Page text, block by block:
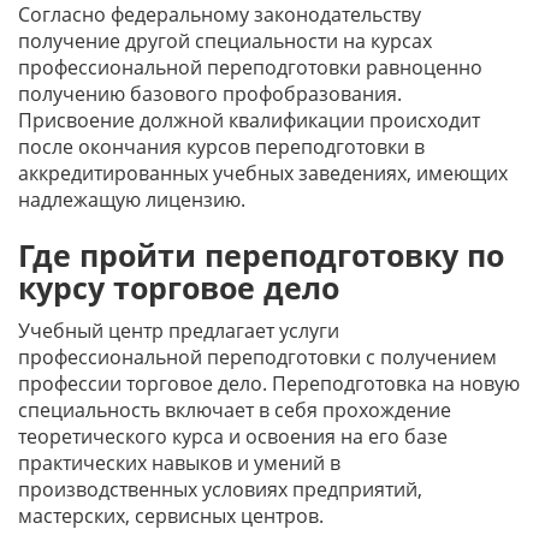
Согласно федеральному законодательству
получение другой специальности на курсах
профессиональной переподготовки равноценно
получению базового профобразования.
Присвоение должной квалификации происходит
после окончания курсов переподготовки в
аккредитированных учебных заведениях, имеющих
надлежащую лицензию.
Где пройти переподготовку по
курсу торговое дело
Учебный центр предлагает услуги
профессиональной переподготовки с получением
профессии торговое дело. Переподготовка на новую
специальность включает в себя прохождение
теоретического курса и освоения на его базе
практических навыков и умений в
производственных условиях предприятий,
мастерских, сервисных центров.